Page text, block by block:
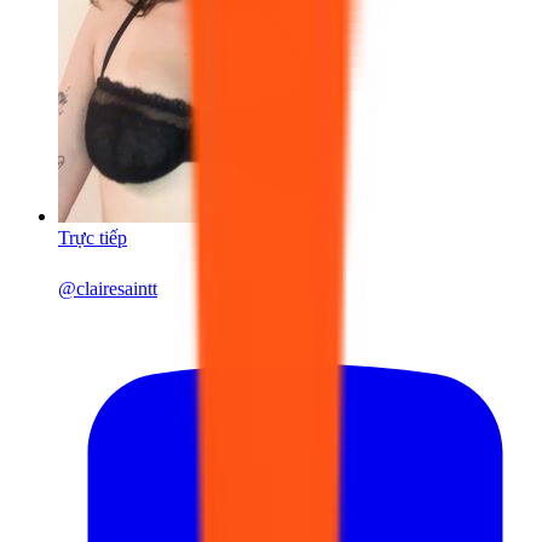
Trực tiếp
@clairesaintt